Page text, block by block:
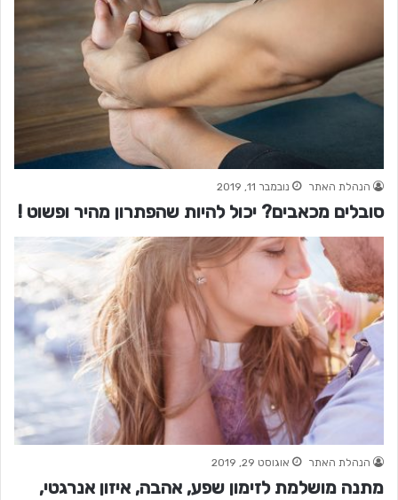
הנהלת האתר נובמבר 11, 2019
סובלים מכאבים? יכול להיות שהפתרון מהיר ופשוט !
הנהלת האתר אוגוסט 29, 2019
מתנה מושלמת לזימון שפע, אהבה, איזון אנרגטי,